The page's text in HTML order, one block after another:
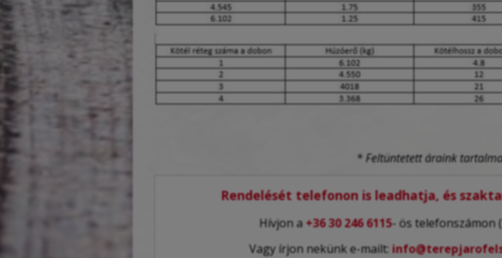
* Feltüntetett áraink
Rendelését telefonon is leadhatja, és
Hívjon a+36 30 246 6115- ös telefonszámon
Vagy írjon nekünk e-mailt: